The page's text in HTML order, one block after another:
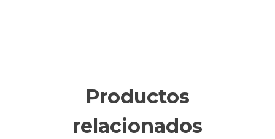
Productos
relacionados